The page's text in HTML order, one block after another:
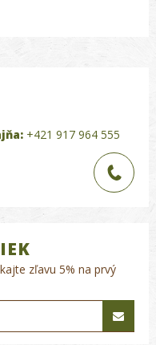
+421 917 964 555
zľavu 5% na prvý